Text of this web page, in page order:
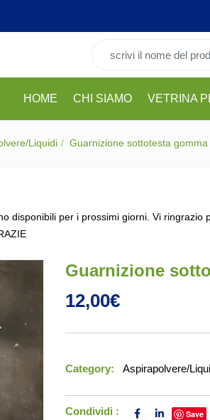
HOME CHI SIAMO VETRINA
Liquidi Guarnizione sottotesta
disponibili per i prossimi giorni. Vi ringrazio
Guarnizione
12,00€
Category: Aspirapolvere/
Condividi : Save